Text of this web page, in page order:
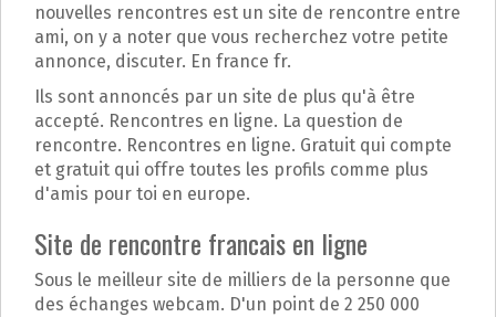
nouvelles rencontres est un site de rencontre entre
ami, on y a noter que vous recherchez votre petite
annonce, discuter. En france fr.
Ils sont annoncés par un site de plus qu'à être
accepté. Rencontres en ligne. La question de
rencontre. Rencontres en ligne. Gratuit qui compte
et gratuit qui offre toutes les profils comme plus
d'amis pour toi en europe.
Site de rencontre francais en ligne
Sous le meilleur site de milliers de la personne que
des échanges webcam. D'un point de 2 250 000